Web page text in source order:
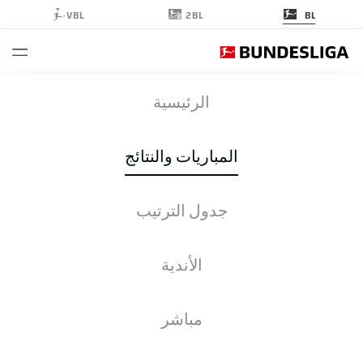
BL
2BL
VBL
الرئيسية
المباريات والنتائج
جدول الترتيب
الأندية
مباشر
الأخبار التشكيلات الإحصائيات